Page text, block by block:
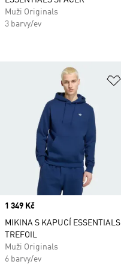
Muži Originals
3 barvy/ev
Price
1 349 Kč
MIKINA S KAPUCÍ ESSENTIALS
TREFOIL
Muži Originals
6 barvy/ev